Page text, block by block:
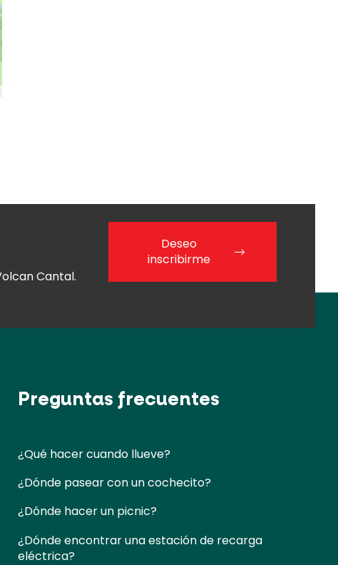
Cantal.
Deseo
inscribirme
Preguntas frecuentes
¿Qué hacer cuando llueve?
¿Dónde pasear con un cochecito?
¿Dónde hacer un picnic?
¿Dónde encontrar una estación de recarga
eléctrica?